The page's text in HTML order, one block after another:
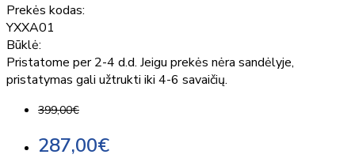
Prekės kodas:
YXXA01
Būklė:
Pristatome per 2-4 d.d. Jeigu prekės nėra sandėlyje,
pristatymas gali užtrukti iki 4-6 savaičių.
399,00€
287,00€